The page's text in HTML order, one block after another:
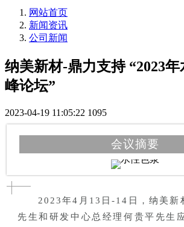
网站首页
新闻资讯
公司新闻
纳美新材-鼎力支持 “2023
峰论坛”
2023-04-19 11:05:22 1095
会议摘要
2023年4月13日-14日，纳美新
先生和研发中心总经理何贵平先生